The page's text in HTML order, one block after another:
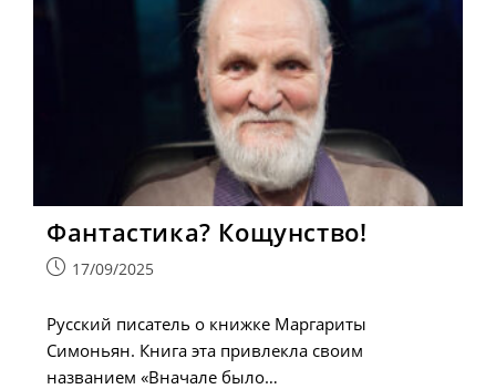
Фантастика? Кощунство!
Запись17/09/2025
Русский писатель о книжке Маргариты
Симоньян. Книга эта привлекла своим
названием «Вначале было…